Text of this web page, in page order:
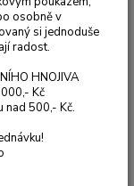
osobně v
si jednoduše
radost.
HNOJIVA
Kč
nad 500,- Kč.